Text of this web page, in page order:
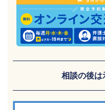
相談の後は